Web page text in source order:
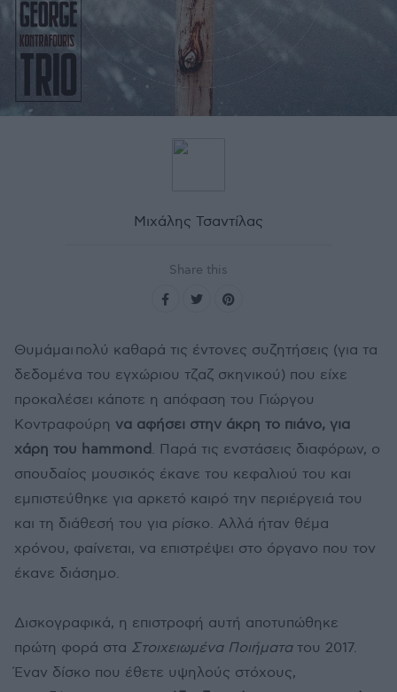
Μιχάλης Τσαντίλας
Share this
Θυμάμαι πολύ καθαρά τις έντονες συζητήσεις (για τα
δεδομένα του εγχώριου τζαζ σκηνικού) που είχε
προκαλέσει κάποτε η απόφαση του Γιώργου
Κοντραφούρη να αφήσει στην άκρη το πιάνο, για
χάρη του hammond. Παρά τις ενστάσεις διαφόρων, ο
σπουδαίος μουσικός έκανε του κεφαλιού του και
εμπιστεύθηκε για αρκετό καιρό την περιέργειά του
και τη διάθεσή του για ρίσκο. Αλλά ήταν θέμα
χρόνου, φαίνεται, να επιστρέψει στο όργανο που τον
έκανε διάσημο.
Δισκογραφικά, η επιστροφή αυτή αποτυπώθηκε
πρώτη φορά στα Στοιχειωμένα Ποιήματατου 2017.
Έναν δίσκο που έθετε υψηλούς στόχους,